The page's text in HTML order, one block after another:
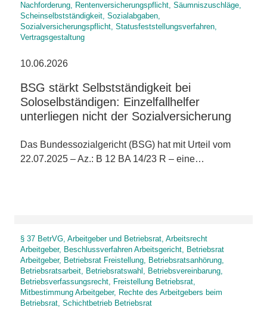
Nachforderung, Rentenversicherungspflicht, Säumniszuschläge,
Scheinselbstständigkeit, Sozialabgaben,
Sozialversicherungspflicht, Statusfeststellungsverfahren,
Vertragsgestaltung
10.06.2026
BSG stärkt Selbstständigkeit bei
Soloselbständigen: Einzelfallhelfer
unterliegen nicht der Sozialversicherung
Das Bundessozialgericht (BSG) hat mit Urteil vom
22.07.2025 – Az.: B 12 BA 14/23 R – eine…
§ 37 BetrVG, Arbeitgeber und Betriebsrat, Arbeitsrecht
Arbeitgeber, Beschlussverfahren Arbeitsgericht, Betriebsrat
Arbeitgeber, Betriebsrat Freistellung, Betriebsratsanhörung,
Betriebsratsarbeit, Betriebsratswahl, Betriebsvereinbarung,
Betriebsverfassungsrecht, Freistellung Betriebsrat,
Mitbestimmung Arbeitgeber, Rechte des Arbeitgebers beim
Betriebsrat, Schichtbetrieb Betriebsrat